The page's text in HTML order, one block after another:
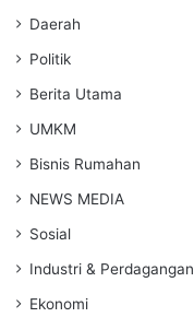
Daerah
Politik
Berita Utama
UMKM
Bisnis Rumahan
NEWS MEDIA
Sosial
Industri & Perdagangan
Ekonomi